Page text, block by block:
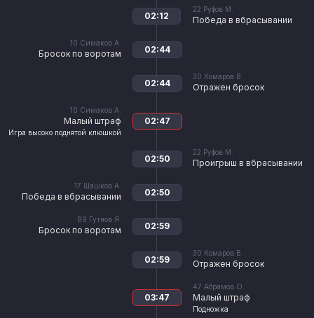
22 Руфов М.
Победа в вбрасывании
02:12
10 Симаков А.
Бросок по воротам 02:44
30 Комаров В.
Отражен бросок
02:44
10 Симаков А.
Малый штраф
Игра высоко поднятой клюшкой
02:47
22 Руфов М.
Проигрыш в вбрасывании
02:50
17 Шашков А.
Победа в вбрасывании 02:50
89 Гутнов Я.
Бросок по воротам 02:59
30 Комаров В.
Отражен бросок
02:59
47 Абрамов О.
Малый штраф
Подножка
03:47